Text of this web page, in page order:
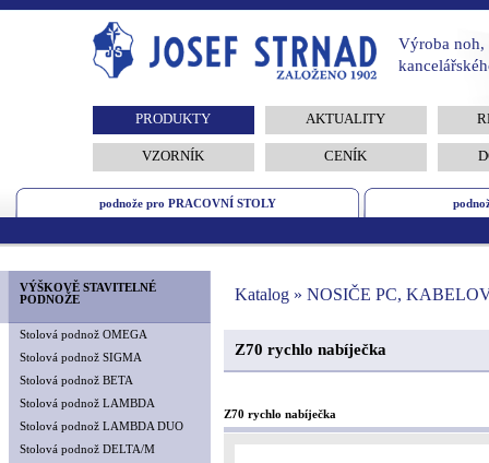
Výroba noh,
PRODUKTY AKTUALITY
VZORNÍK CENÍK
podnože pro PRACOVNÍ STOLY
VÝŠKOVĚ STAVITELNÉ
PODNOŽE
Stolová podnož OMEGA
Stolová podnož SIGMA
Stolová podnož BETA
Stolová podnož LAMBDA
Stolová podnož LAMBDA DUO
Stolová podnož DELTA/M
Katalog » NOSIČE PC,
Z70 rychlo nabíječka
Z70 rychlo nabíječka